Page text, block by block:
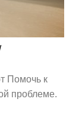
Помочь к
проблеме.